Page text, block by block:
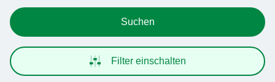
Suchen
Filter einschalten